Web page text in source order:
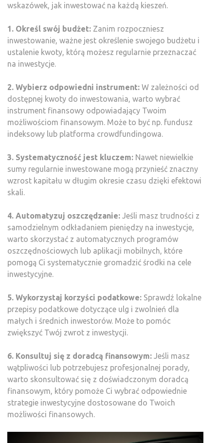
wskazówek, jak inwestować na każdą kieszeń.
1. Określ swój budżet: Zanim rozpoczniesz
inwestowanie, ważne jest określenie swojego budżetu i
ustalenie kwoty, którą możesz regularnie przeznaczać
na inwestycje.
2. Wybierz odpowiedni instrument: W zależności od
dostępnej kwoty do inwestowania, warto wybrać
instrument finansowy odpowiadający Twoim
możliwościom finansowym. Może to być np. fundusz
indeksowy lub platforma crowdfundingowa.
3. Systematyczność jest kluczem: Nawet niewielkie
sumy regularnie inwestowane mogą przynieść znaczny
wzrost kapitału w długim okresie czasu dzięki efektowi
skali.
4. Automatyzuj oszczędzanie: Jeśli masz trudności z
samodzielnym odkładaniem pieniędzy na inwestycje,
warto skorzystać z automatycznych programów
oszczędnościowych lub aplikacji mobilnych, które
pomogą Ci systematycznie gromadzić środki na cele
inwestycyjne.
5. Wykorzystaj korzyści podatkowe: Sprawdź lokalne
przepisy podatkowe dotyczące ulg i zwolnień dla
małych i średnich inwestorów. Może to pomóc
zwiększyć Twój zwrot z inwestycji.
6. Konsultuj się z doradcą finansowym: Jeśli masz
wątpliwości lub potrzebujesz profesjonalnej porady,
warto skonsultować się z doświadczonym doradcą
finansowym, który pomoże Ci wybrać odpowiednie
strategie inwestycyjne dostosowane do Twoich
możliwości finansowych.